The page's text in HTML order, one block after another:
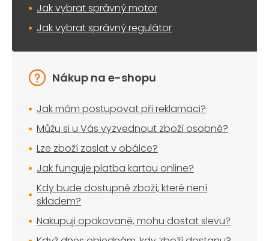
Jak vybrat správný motor
Jak vybrat správný regulátor
Nákup na e-shopu
Jak mám postupovat při reklamaci?
Můžu si u Vás vyzvednout zboží osobně?
Lze zboží zaslat v obálce?
Jak funguje platba kartou online?
Kdy bude dostupné zboží, které není
skladem?
Nakupuji opakovaně, mohu dostat slevu?